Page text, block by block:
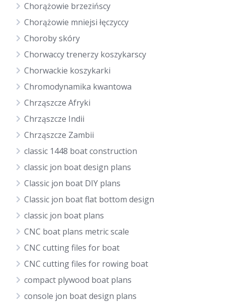
Chorążowie brzezińscy
Chorążowie mniejsi łęczyccy
Choroby skóry
Chorwaccy trenerzy koszykarscy
Chorwackie koszykarki
Chromodynamika kwantowa
Chrząszcze Afryki
Chrząszcze Indii
Chrząszcze Zambii
classic 1448 boat construction
classic jon boat design plans
Classic jon boat DIY plans
Classic jon boat flat bottom design
classic jon boat plans
CNC boat plans metric scale
CNC cutting files for boat
CNC cutting files for rowing boat
compact plywood boat plans
console jon boat design plans